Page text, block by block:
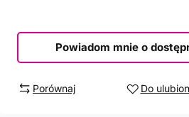
Powiadom mnie o
Porównaj Do